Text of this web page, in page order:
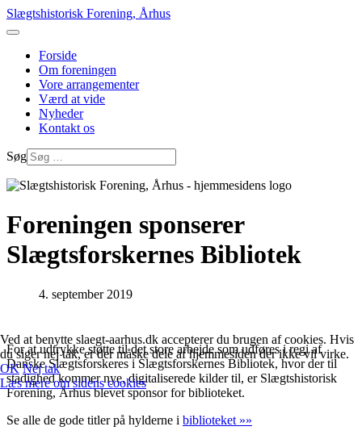
Slægtshistorisk Forening, Århus
Forside
Om foreningen
Vore arrangementer
Værd at vide
Nyheder
Kontakt os
Søg
Foreningen sponserer
Slægtsforskernes Bibliotek
4. september 2019
For at udtrykke støtte til det store arbejde som udføres i regi af
Danske Slægtsforskeres i Slægtsforskernes Bibliotek, hvor der til
stadighed kommer nye, digitaliserede kilder til, er Slægtshistorisk
Forening, Århus blevet sponsor for biblioteket.
Se alle de gode titler på hylderne i biblioteket »»
Ved at benytte slaegt-aarhus.dk accepterer du brugen af cookies. Hvis
du siger nej tak, er der måske dele af hjemmesiden der ikke vil virke.
OK Nej tak
Læs mere om sidens cookies